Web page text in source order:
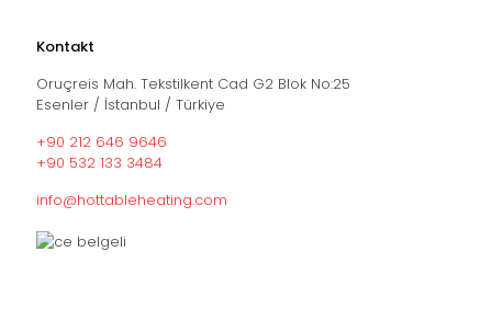
Kontakt
Oruçreis Mah. Tekstilkent Cad G2 Blok No:25
Esenler / İstanbul / Türkiye
+90 212 646 9646
+90 532 133 3484
info@hottableheating.com